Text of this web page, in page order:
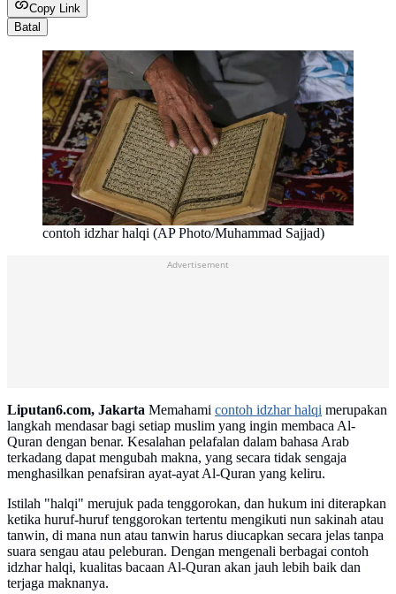
Copy Link
Batal
contoh idzhar halqi (AP Photo/Muhammad Sajjad)
Liputan6.com, Jakarta Memahami contoh idzhar halqi merupakan
langkah mendasar bagi setiap muslim yang ingin membaca Al-
Quran dengan benar. Kesalahan pelafalan dalam bahasa Arab
terkadang dapat mengubah makna, yang secara tidak sengaja
menghasilkan penafsiran ayat-ayat Al-Quran yang keliru.
Istilah "halqi" merujuk pada tenggorokan, dan hukum ini diterapkan
ketika huruf-huruf tenggorokan tertentu mengikuti nun sakinah atau
tanwin, di mana nun atau tanwin harus diucapkan secara jelas tanpa
suara sengau atau peleburan. Dengan mengenali berbagai contoh
idzhar halqi, kualitas bacaan Al-Quran akan jauh lebih baik dan
terjaga maknanya.